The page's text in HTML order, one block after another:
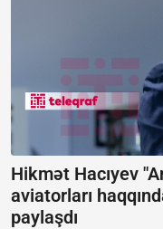
Hikmət Hacıyev
aviatorları
paylaşdı